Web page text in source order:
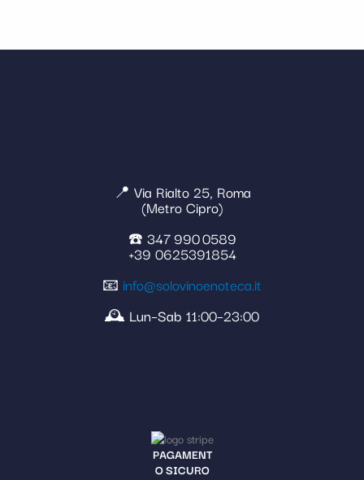
📍 Via Rialto 25, Roma
(Metro Cipro)
☎️ 347 990 0589
+39 0625391854
📧 info@solovinoenoteca.it
🕰️ Lun–Sab 11:00–23:00
PAGAMENT
O SICURO